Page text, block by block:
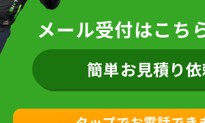
メール受付はこち
簡単お見積り